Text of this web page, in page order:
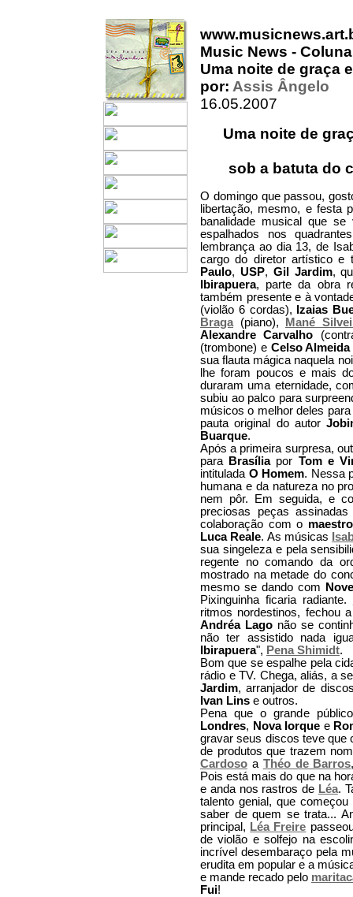
Music News -
Uma noite de graça
por: Assis Ângelo
16.05.2007
Uma noite de
sob a batuta do
O domingo que passou,
libertação, mesmo, e festa
banalidade musical que
espalhados nos
lembrança ao dia 13, de
cargo do diretor artístico e
Paulo, USP, Gil Jardim,
Ibirapuera, parte da obra
também presente e à
(violão 6 cordas),
Izaias
Braga (piano),
Mané
Alexandre Carvalho
(trombone) e Celso Almeida
sua flauta mágica naquela
lhe foram poucos e mais
duraram uma eternidade,
subiu ao palco para
músicos o melhor deles
pauta original do autor
Buarque.
Após a primeira surpresa,
para
Brasíliapor Tom e
intitulada O Homem. Nessa
humana e da natureza no
nem pôr. Em seguida, e
preciosas peças
colaboração com o
Luca Reale. As músicas
sua singeleza e pela
regente no comando da
mostrado na metade do
mesmo se dando com
Pixinguinha ficaria radiante.
ritmos nordestinos, fechou
Andréa Lagonão se
não ter assistido nada
Ibirapuera", Pena Shimidt.
Bom que se espalhe pela
rádio e TV. Chega, aliás, a
Jardim, arranjador de
Ivan Lins e outros.
Pena que o grande
Londres, Nova Iorque e
gravar seus discos teve que
de produtos que trazem
Cardoso a Théo de Barros
Pois está mais do que na
e anda nos rastros de Léa.
talento genial, que
saber de quem se trata...
principal, Léa Freire
de violão e solfejo na
incrível desembaraço pela
erudita em popular e a
e mande recado pelo
Fui!